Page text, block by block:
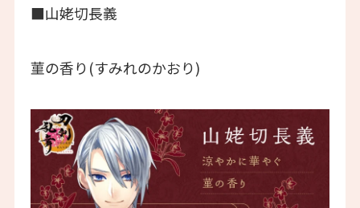
■山姥切長義
菫の香り(すみれのかおり)